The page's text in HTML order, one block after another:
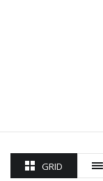
GRID